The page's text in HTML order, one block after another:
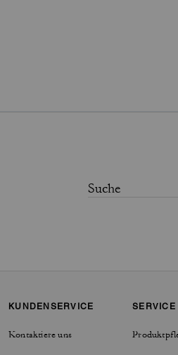
KUNDENSERVICE
Kontaktiere uns
SERVICE